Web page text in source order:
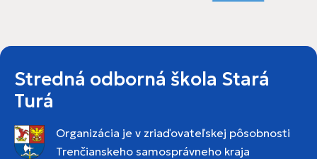
Stredná odborná škola Stará
Turá
Organizácia je v zriaďovateľskej pôsobnosti
Trenčianskeho samosprávneho kraja